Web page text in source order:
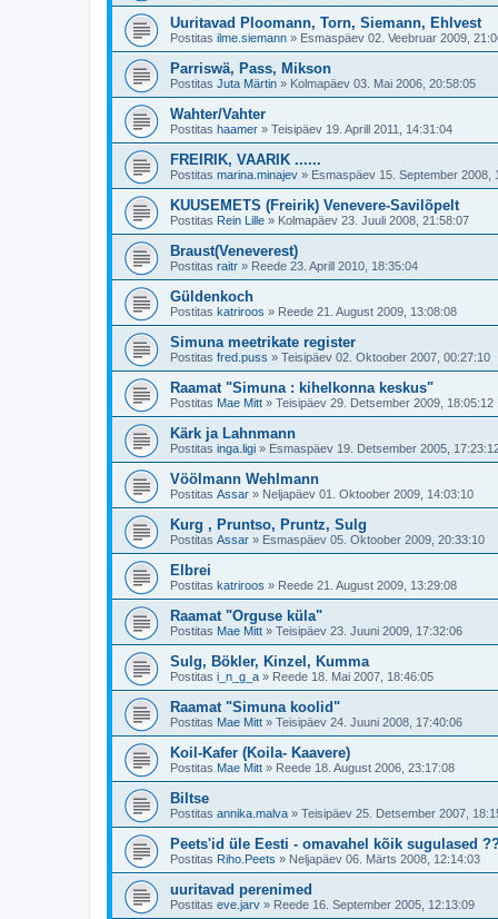
Uuritavad Ploomann, Torn, Siemann, Ehlvest
Postitas ilme.siemann » Esmaspäev 02. Veebruar 2009,
Parriswä, Pass, Mikson
Postitas Juta Märtin » Kolmapäev 03. Mai 2006, 20:58:05
Wahter/Vahter
Postitas haamer » Teisipäev 19. Aprill 2011, 14:31:04
FREIRIK, VAARIK ......
Postitas marina.minajev » Esmaspäev 15. September 2008,
KUUSEMETS (Freirik) Venevere-Savilõpelt
Postitas Rein Lille » Kolmapäev 23. Juuli 2008, 21:58:07
Braust(Veneverest)
Postitas raitr » Reede 23. Aprill 2010, 18:35:04
Güldenkoch
Postitas katriroos » Reede 21. August 2009, 13:08:08
Simuna meetrikate register
Postitas fred.puss » Teisipäev 02. Oktoober 2007, 00:27:10
Raamat "Simuna : kihelkonna keskus"
Postitas Mae Mitt » Teisipäev 29. Detsember 2009, 18:05:12
Kärk ja Lahnmann
Postitas inga.ligi » Esmaspäev 19. Detsember 2005,
Vöölmann Wehlmann
Postitas Assar » Neljapäev 01. Oktoober 2009, 14:03:10
Kurg , Pruntso, Pruntz, Sulg
Postitas Assar » Esmaspäev 05. Oktoober 2009, 20:33:10
Elbrei
Postitas katriroos » Reede 21. August 2009, 13:29:08
Raamat "Orguse küla"
Postitas Mae Mitt » Teisipäev 23. Juuni 2009, 17:32:06
Sulg, Bökler, Kinzel, Kumma
Postitas i_n_g_a » Reede 18. Mai 2007, 18:46:05
Raamat "Simuna koolid"
Postitas Mae Mitt » Teisipäev 24. Juuni 2008, 17:40:06
Koil-Kafer (Koila- Kaavere)
Postitas Mae Mitt » Reede 18. August 2006, 23:17:08
Biltse
Postitas annika.malva » Teisipäev 25. Detsember 2007,
Peets'id üle Eesti - omavahel kõik sugulased
Postitas Riho.Peets » Neljapäev 06. Märts 2008, 12:14:03
uuritavad perenimed
Postitas eve.jarv » Reede 16. September 2005, 12:13:09